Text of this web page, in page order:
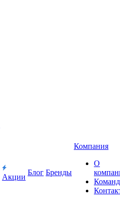
Акции
Блог Бренды
Компания
О